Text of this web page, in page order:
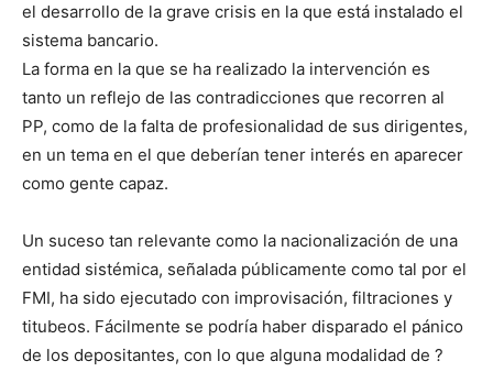
el desarrollo de la grave crisis en la que está instalado el
sistema bancario.
La forma en la que se ha realizado la intervención es
tanto un reflejo de las contradicciones que recorren al
PP, como de la falta de profesionalidad de sus dirigentes,
en un tema en el que deberían tener interés en aparecer
como gente capaz.
Un suceso tan relevante como la nacionalización de una
entidad sistémica, señalada públicamente como tal por el
FMI, ha sido ejecutado con improvisación, filtraciones y
titubeos. Fácilmente se podría haber disparado el pánico
de los depositantes, con lo que alguna modalidad de ?